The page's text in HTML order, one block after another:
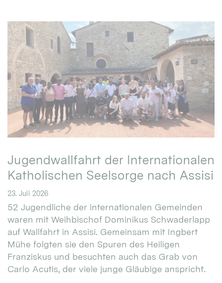
Jugendwallfahrt der Internationalen
Katholischen Seelsorge nach Assisi
23. Juli 2026
52 Jugendliche der internationalen Gemeinden
waren mit Weihbischof Dominikus Schwaderlapp
auf Wallfahrt in Assisi. Gemeinsam mit Ingbert
Mühe folgten sie den Spuren des Heiligen
Franziskus und besuchten auch das Grab von
Carlo Acutis, der viele junge Gläubige anspricht.